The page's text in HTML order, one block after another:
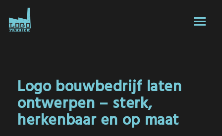
Logo bouwbedrijf laten
ontwerpen – sterk,
herkenbaar en op maat